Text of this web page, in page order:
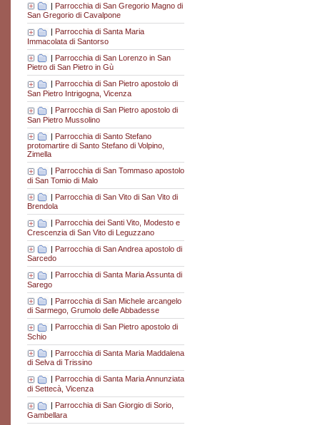
| Parrocchia di San Gregorio Magno di
San Gregorio di Cavalpone
Parrocchia di Santa Maria
Immacolata di Santorso
| Parrocchia di San Lorenzo in San
Pietro di San Pietro in Gù
Parrocchia di San Pietro apostolo di
San Pietro Intrigogna, Vicenza
| Parrocchia di San Pietro apostolo di
San Pietro Mussolino
| Parrocchia di Santo Stefano
protomartire di Santo Stefano di Volpino,
Zimella
| Parrocchia di San Tommaso apostolo
di San Tomio di Malo
| Parrocchia di San Vito di San Vito di
Brendola
| Parrocchia dei Santi Vito, Modesto e
Crescenzia di San Vito di Leguzzano
| Parrocchia di San Andrea apostolo di
Sarcedo
Parrocchia di Santa Maria Assunta di
Sarego
| Parrocchia di San Michele arcangelo
di Sarmego, Grumolo delle Abbadesse
Parrocchia di San Pietro apostolo di
Schio
| Parrocchia di Santa Maria Maddalena
di Selva di Trissino
Parrocchia di Santa Maria Annunziata
di Settecà, Vicenza
| Parrocchia di San Giorgio di Sorio,
Gambellara